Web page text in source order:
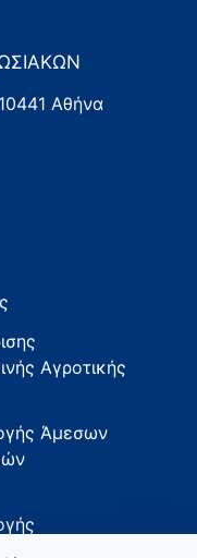
Αθήνα
Αγροτικής
Άμεσων